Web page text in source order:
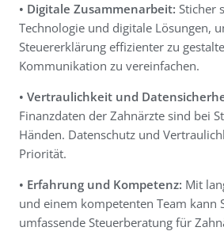
• Digitale Zusammenarbeit: Sticher
Technologie und digitale Lösungen,
Steuererklärung effizienter zu
Kommunikation zu vereinfachen.
• Vertraulichkeit und
Finanzdaten der Zahnärzte sind bei
Händen. Datenschutz und
Priorität.
• Erfahrung und Kompetenz: Mit
und einem kompetenten Team kann
umfassende Steuerberatung für